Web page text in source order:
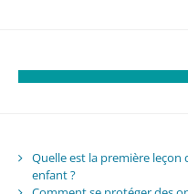
Quelle est la première
enfant ?